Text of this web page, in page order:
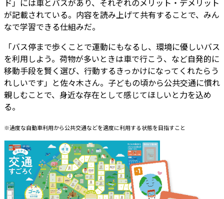
が記載されている。内容を読み上げて共有することで、みん
なで学習できる仕組みだ。
「バス停まで歩くことで運動にもなるし、環境に優しいバス
を利用しよう。荷物が多いときは車で行こう、など自発的に
移動手段を賢く選び、行動するきっかけになってくれたらう
れしいです」と佐々木さん。子どもの頃から公共交通に慣れ
親しむことで、身近な存在として感じてほしいと力を込め
る。
※過度な自動車利用から公共交通などを適度に利用する状態を目指すこと